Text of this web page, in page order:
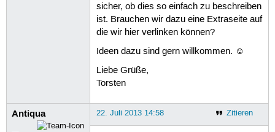
sicher, ob dies so einfach zu beschreiben
ist. Brauchen wir dazu eine Extraseite auf
die wir hier verlinken können?
Ideen dazu sind gern willkommen. ☺
Liebe Grüße,
Torsten
Antiqua Zitieren
22. Juli 2013 14:58